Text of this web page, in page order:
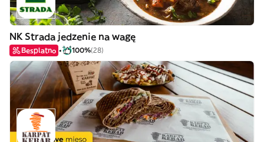
NK Strada jedzenie na wagę
Besplatno 100%(28)